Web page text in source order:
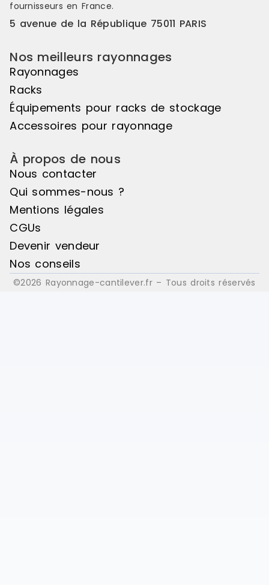
fournisseurs en France.
5 avenue de la République 75011 PARIS
Nos meilleurs rayonnages
Rayonnages
Racks
Équipements pour racks de stockage
Accessoires pour rayonnage
À propos de nous
Nous contacter
Qui sommes-nous ?
Mentions légales
CGUs
Devenir vendeur
Nos conseils
©2026 Rayonnage-cantilever.fr – Tous droits réservés